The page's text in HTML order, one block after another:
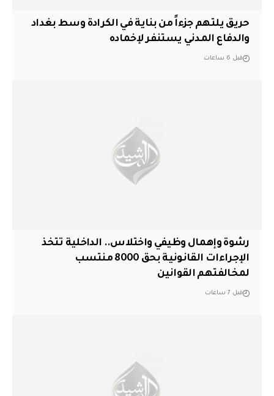
حريق يلتهم جزءاً من بناية في الكرادة وسط بغداد
والدفاع المدني يستنفر لإخماده
قبل 6 ساعات
رشوة وإهمال وظيفي واختلاس.. الداخلية تتخذ
الإجراءات القانونية بحق 8000 منتسب
لمخالفتهم القوانين
قبل 7 ساعات